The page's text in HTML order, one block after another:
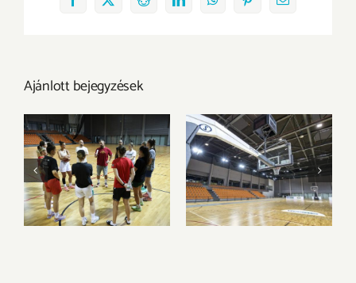
Facebook
X RedditLinkedInWhatsAppPinterestEmail:
Ajánlott bejegyzések
Megkezdtük a
felkészülést az új
idényre
Az Olimpia
Sportparkba
költözik csapatunk